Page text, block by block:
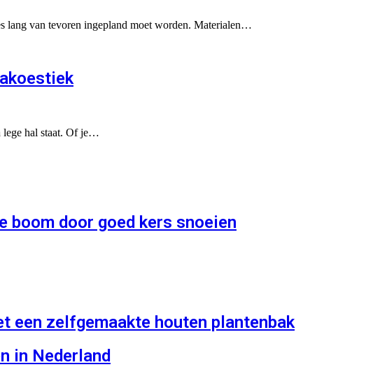
lang van tevoren ingepland moet worden. Materialen…
lege hal staat. Of je…
boom door goed kers snoeien
een zelfgemaakte houten plantenbak
in Nederland